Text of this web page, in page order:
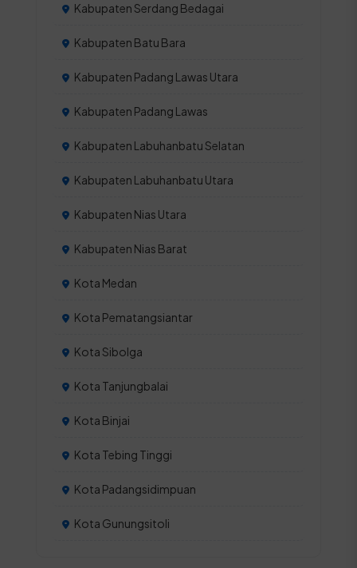
Kabupaten Serdang Bedagai
Kabupaten Batu Bara
Kabupaten Padang Lawas Utara
Kabupaten Padang Lawas
Kabupaten Labuhanbatu Selatan
Kabupaten Labuhanbatu Utara
Kabupaten Nias Utara
Kabupaten Nias Barat
Kota Medan
Kota Pematangsiantar
Kota Sibolga
Kota Tanjungbalai
Kota Binjai
Kota Tebing Tinggi
Kota Padangsidimpuan
Kota Gunungsitoli